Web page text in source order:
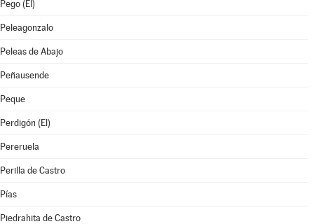
Pego (El)
Peleagonzalo
Peleas de Abajo
Peñausende
Peque
Perdigón (El)
Pereruela
Perilla de Castro
Pías
Piedrahita de Castro